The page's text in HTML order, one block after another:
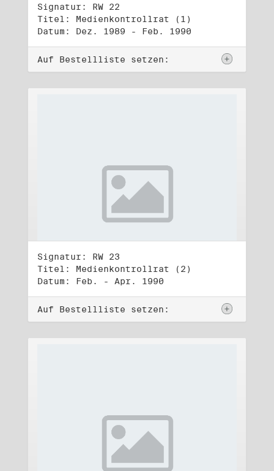
Signatur: RW 22
Titel: Medienkontrollrat (1)
Datum: Dez. 1989 - Feb. 1990
Auf Bestellliste setzen:
Signatur: RW 23
Titel: Medienkontrollrat (2)
Datum: Feb. - Apr. 1990
Auf Bestellliste setzen: